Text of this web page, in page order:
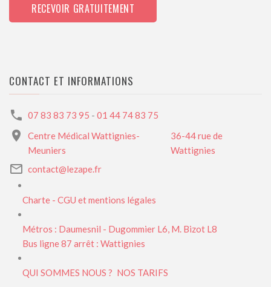
RECEVOIR GRATUITEMENT
CONTACT ET INFORMATIONS
07 83 83 73 95 - 01 44 74 83 75
Centre Médical Wattignies-
Meuniers
36-44 rue de
Wattignies
contact@lezape.fr
Charte - CGU et mentions légales
Métros : Daumesnil - Dugommier L6, M. Bizot L8
Bus ligne 87 arrêt : Wattignies
QUI SOMMES NOUS ? NOS TARIFS